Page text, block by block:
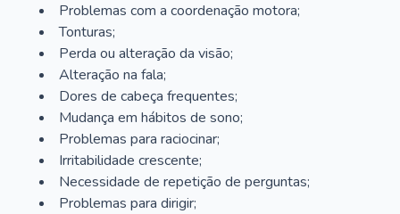
Problemas com a coordenação motora;
Tonturas;
Perda ou alteração da visão;
Alteração na fala;
Dores de cabeça frequentes;
Mudança em hábitos de sono;
Problemas para raciocinar;
Irritabilidade crescente;
Necessidade de repetição de perguntas;
Problemas para dirigir;